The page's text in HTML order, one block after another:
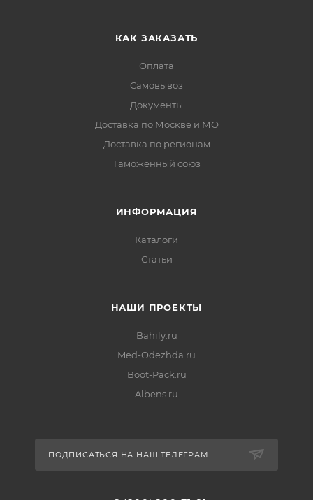
КАК ЗАКАЗАТЬ
Оплата
Самовывоз
Документы
Доставка по Москве и МО
Доставка по регионам
Таможенный союз
ИНФОРМАЦИЯ
Каталоги
Статьи
НАШИ ПРОЕКТЫ
Bahily.ru
Med-Odezhda.ru
Boot-Pack.ru
Albens.ru
ПОДПИСАТЬСЯ НА НАШ ТЕЛЕГРАМ